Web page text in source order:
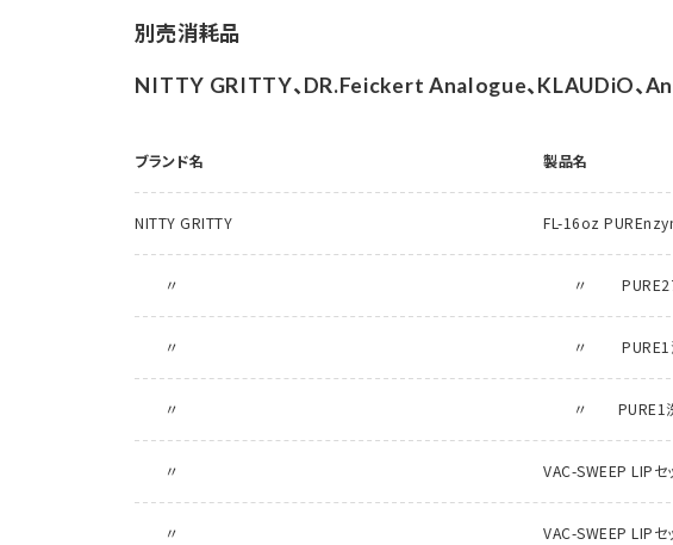
別売消耗品
NITTY GRITTY、DR.Feickert Analogue、KLAUDiO、
ブランド名 製品名
NITTY GRITTY FL-16oz
〃 〃 PURE2アル
〃 〃 PURE1洗浄
〃 〃 PURE1洗浄
〃 VAC-SWEEP LIPセ
〃 VAC-SWEEP LIPセ